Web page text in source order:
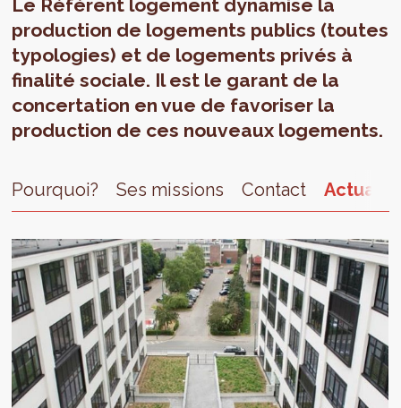
Le Référent logement dynamise la
production de logements publics (toutes
typologies) et de logements privés à
finalité sociale. Il est le garant de la
concertation en vue de favoriser la
production de ces nouveaux logements.
Pourquoi? Ses missions Contact